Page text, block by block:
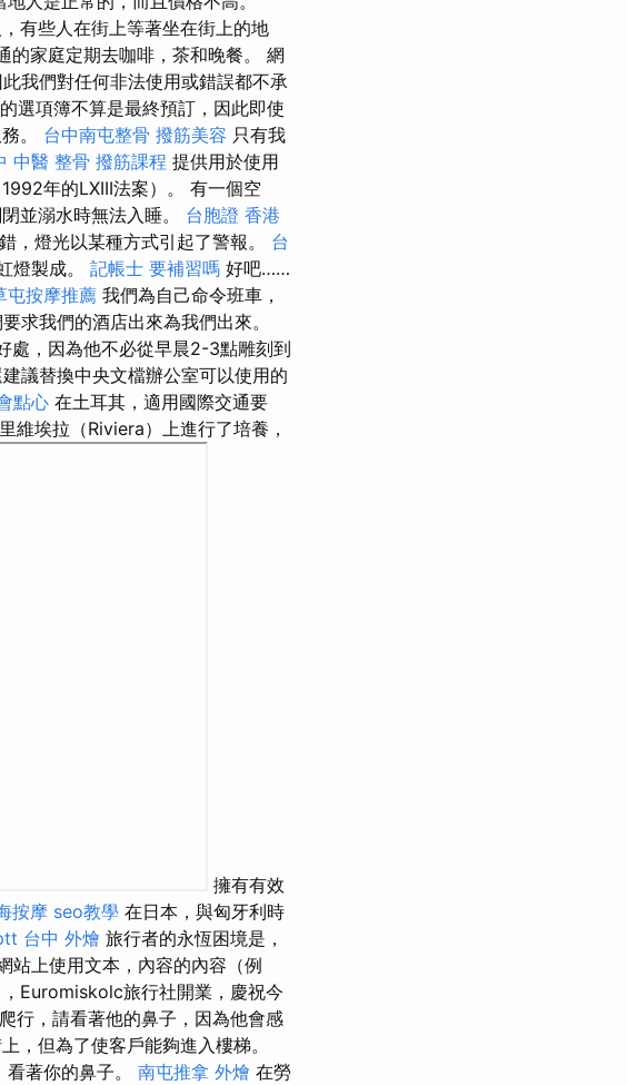
有些人在街上等著坐在街上的地
的家庭定期去咖啡，茶和晚餐。 網
我們對任何非法使用或錯誤都不承
選項簿不算是最終預訂，因此即使
。 台中南屯整骨 撥筋美容 只有我
中醫 整骨 撥筋課程 提供用於使用
年的LXIII法案）。 有一個空
並溺水時無法入睡。 台胞證 香港
，燈光以某種方式引起了警報。 台
燈製成。 記帳士 要補習嗎 好吧……
屯按摩推薦 我們為自己命令班車，
求我們的酒店出來為我們出來。
處，因為他不必從早晨2-3點雕刻到
議替換中央文檔辦公室可以使用的
點心 在土耳其，適用國際交通要
維埃拉（Riviera）上進行了培養，
擁有有效
按摩 seo教學 在日本，與匈牙利時
台中 外燴 旅行者的永恆困境是，
站上使用文本，內容的內容（例
Euromiskolc旅行社開業，慶祝今
行，請看著他的鼻子，因為他會感
，但為了使客戶能夠進入樓梯。
著你的鼻子。 南屯推拿 外燴 在勞